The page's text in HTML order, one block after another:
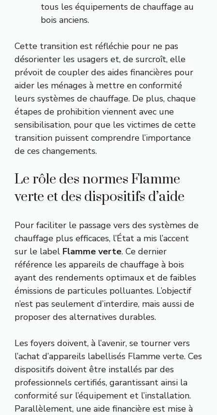
tous les équipements de chauffage au
bois anciens.
Cette transition est réfléchie pour ne pas
désorienter les usagers et, de surcroît, elle
prévoit de coupler des aides financières pour
aider les ménages à mettre en conformité
leurs systèmes de chauffage. De plus, chaque
étapes de prohibition viennent avec une
sensibilisation, pour que les victimes de cette
transition puissent comprendre l’importance
de ces changements.
Le rôle des normes Flamme
verte et des dispositifs d’aide
Pour faciliter le passage vers des systèmes de
chauffage plus efficaces, l’État a mis l’accent
sur le label Flamme verte. Ce dernier
référence les appareils de chauffage à bois
ayant des rendements optimaux et de faibles
émissions de particules polluantes. L’objectif
n’est pas seulement d’interdire, mais aussi de
proposer des alternatives durables.
Les foyers doivent, à l’avenir, se tourner vers
l’achat d’appareils labellisés Flamme verte. Ces
dispositifs doivent être installés par des
professionnels certifiés, garantissant ainsi la
conformité sur l’équipement et l’installation.
Parallèlement, une aide financière est mise à